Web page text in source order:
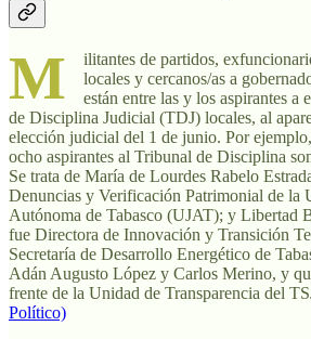
M
ilitantes de partidos,
locales y cercanos/as a
están entre las y los aspirantes a
de Disciplina Judicial (TDJ) locales, al
elección judicial del 1 de junio. Por
ocho aspirantes al Tribunal de Disciplina
Se trata de María de Lourdes Rabelo
Denuncias y Verificación Patrimonial de la
Autónoma de Tabasco (UJAT); y Libertad
fue Directora de Innovación y Transición
Secretaría de Desarrollo Energético de
Adán Augusto López y Carlos Merino, y
frente de la Unidad de Transparencia del
Político)